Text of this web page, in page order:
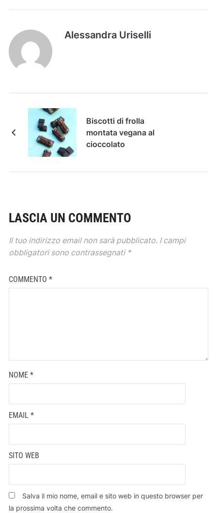
Alessandra Uriselli
Biscotti di frolla
montata vegana al
cioccolato
LASCIA UN COMMENTO
Il tuo indirizzo email non sarà pubblicato. I campi
obbligatori sono contrassegnati *
COMMENTO *
NOME *
EMAIL *
SITO WEB
Salva il mio nome, email e sito web in questo browser per
la prossima volta che commento.